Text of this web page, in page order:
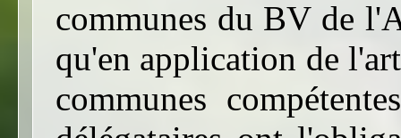
communes du BV de
qu'en application de
communes